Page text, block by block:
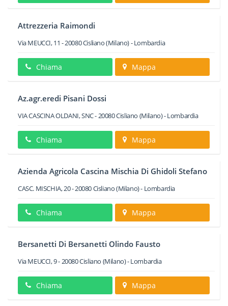
Attrezzeria Raimondi
Via MEUCCI, 11 -20080Cisliano(Milano) -Lombardia
Chiama Mappa
Az.agr.eredi Pisani Dossi
VIA CASCINA OLDANI, SNC-20080Cisliano (Milano) -Lombardia
Chiama Mappa
Azienda Agricola Cascina Mischia Di Ghidoli Stefano
CASC. MISCHIA, 20-20080Cisliano(Milano) - Lombardia
Chiama Mappa
Bersanetti Di Bersanetti Olindo Fausto
Via MEUCCI, 9-20080Cisliano (Milano) -Lombardia
Chiama Mappa